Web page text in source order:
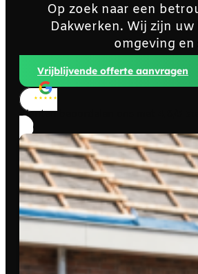
Op zoek naar een
Dakwerken. Wij zijn
omgeving
Vrijblijvende offerte aanvragen
Klanten beoordelen ons met